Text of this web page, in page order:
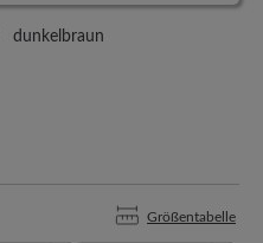
dunkelbraun
Größentabelle